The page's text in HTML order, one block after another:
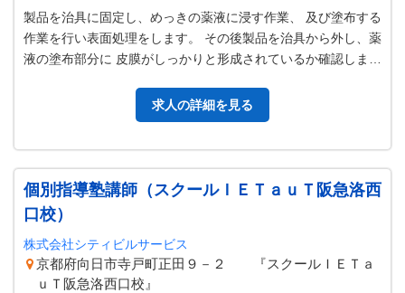
製品を治具に固定し、めっきの薬液に浸す作業、 及び塗布する
作業を行い表面処理をします。 その後製品を治具から外し、薬
液の塗布部分に 皮膜がしっかりと形成されているか確認しま
求人の詳細を見る
個別指導塾講師（スクールＩＥＴａｕＴ阪急洛西
口校）
株式会社シティビルサービス
京都府向日市寺戸町正田９－２ 『スクールＩＥＴａ
ｕＴ阪急洛西口校』